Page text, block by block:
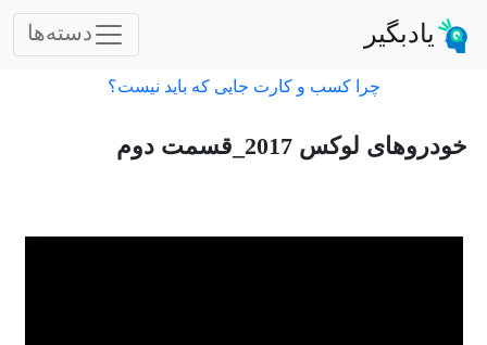
یادبگیر دسته‌ها
چرا کسب و کارت جایی که باید نیست؟
خودروهای لوکس 2017_قسمت دوم